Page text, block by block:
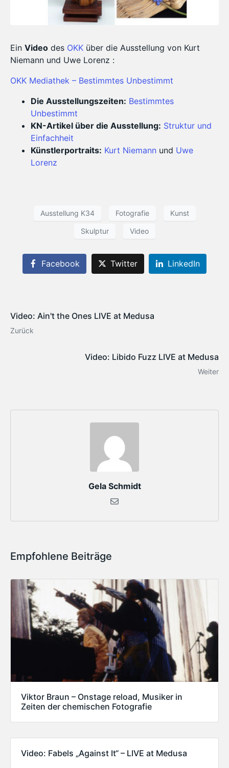
Ein Video des OKK über die Ausstellung von Kurt
Niemann und Uwe Lorenz :
OKK Mediathek – Bestimmtes Unbestimmt
Die Ausstellungszeiten: Bestimmtes
Unbestimmt
KN-Artikel über die Ausstellung: Struktur und
Einfachheit
Künstlerportraits: Kurt Niemann und Uwe
Lorenz
Ausstellung K34 Fotografie Kunst
Skulptur Video
Facebook Twitter LinkedIn
Video: Ain't the Ones LIVE at Medusa
Zurück
Video: Libido Fuzz LIVE at Medusa
Weiter
Gela Schmidt
Empfohlene Beiträge
Viktor Braun – Onstage reload, Musiker in
Zeiten der chemischen Fotografie
Video: Fabels „Against It“ – LIVE at Medusa